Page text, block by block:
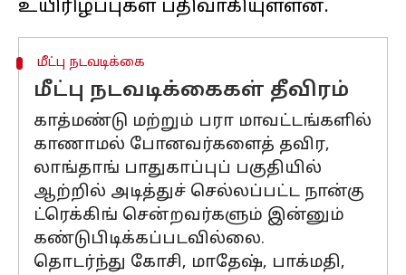
மீட்பு நடவடிக்கை
மீட்பு நடவடிக்கைகள் தீவிரம்
காத்மண்டு மற்றும் பரா மாவட்டங்களில்
காணாமல் போனவர்களைத் தவிர,
லாங்தாங் பாதுகாப்புப் பகுதியில்
ஆற்றில் அடித்துச் செல்லப்பட்ட நான்கு
ட்ரெக்கிங் சென்றவர்களும் இன்னும்
கண்டுபிடிக்கப்படவில்லை.
தொடர்ந்து கோசி, மாதேஷ், பாக்மதி,